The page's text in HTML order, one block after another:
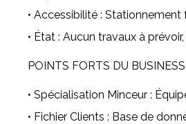
• Accessibilité :
• État : Aucun travaux à
POINTS FORTS DU BUSINESS
• Spécialisation Minceur :
• Fichier Clients : Base de